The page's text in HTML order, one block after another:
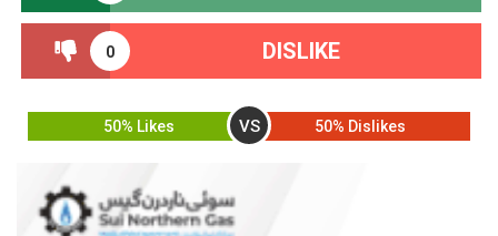
0 DISLIKE
50% Likes VS 50% Dislikes